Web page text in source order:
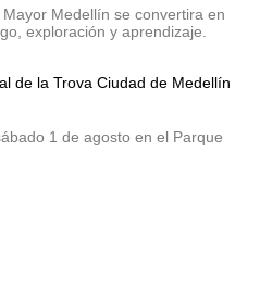
Medellín se convertira en
exploración y aprendizaje.
de la Trova Ciudad de Medellín
1 de agosto en el Parque